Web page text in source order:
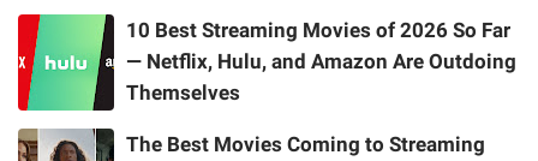
10 Best Streaming Movies of 2026 So Far
— Netflix, Hulu, and Amazon Are Outdoing
Themselves
The Best Movies Coming to Streaming